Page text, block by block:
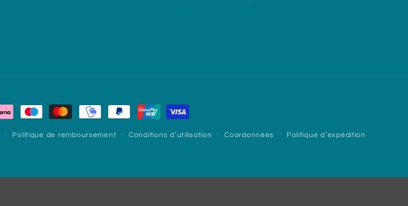
Politique de remboursement Conditions d’utilisation Coordonnées Politique d’expédition